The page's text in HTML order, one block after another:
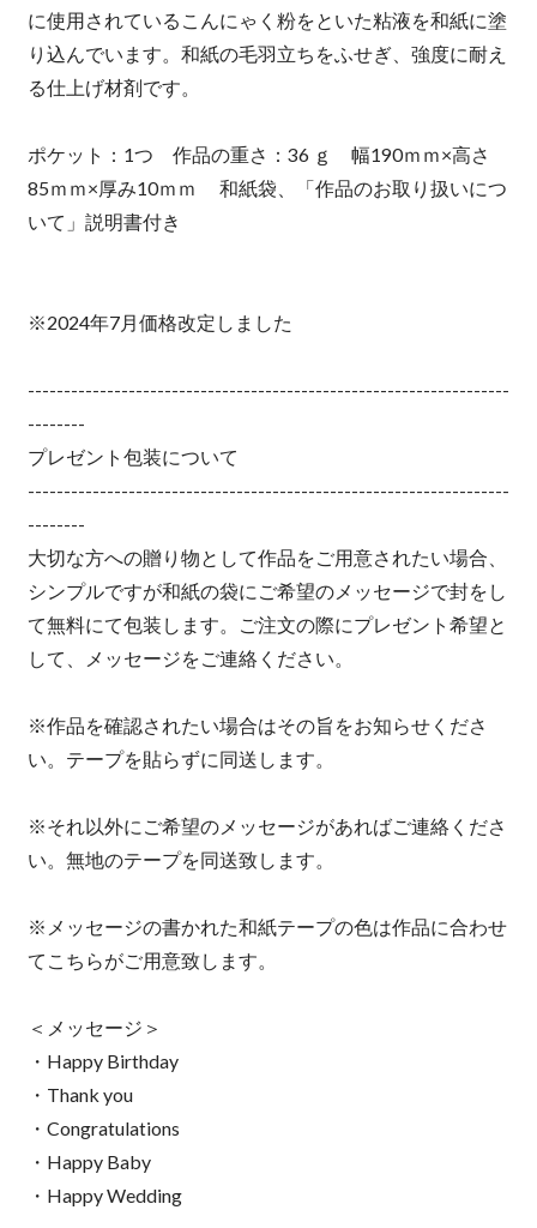
に使用されているこんにゃく粉をといた粘液を和紙に塗
り込んでいます。和紙の毛羽立ちをふせぎ、強度に耐え
る仕上げ材剤です。
ポケット：1つ 作品の重さ：36 ｇ 幅190ｍｍ×高さ
85ｍｍ×厚み10ｍｍ 和紙袋、「作品のお取り扱いにつ
いて」説明書付き
※2024年7月価格改定しました
-------------------------------------------------------------------
--------
プレゼント包装について
-------------------------------------------------------------------
--------
大切な方への贈り物として作品をご用意されたい場合、
シンプルですが和紙の袋にご希望のメッセージで封をし
て無料にて包装します。ご注文の際にプレゼント希望と
して、メッセージをご連絡ください。
※作品を確認されたい場合はその旨をお知らせくださ
い。テープを貼らずに同送します。
※それ以外にご希望のメッセージがあればご連絡くださ
い。無地のテープを同送致します。
※メッセージの書かれた和紙テープの色は作品に合わせ
てこちらがご用意致します。
＜メッセージ＞
・Happy Birthday
・Thank you
・Congratulations
・Happy Baby
・Happy Wedding